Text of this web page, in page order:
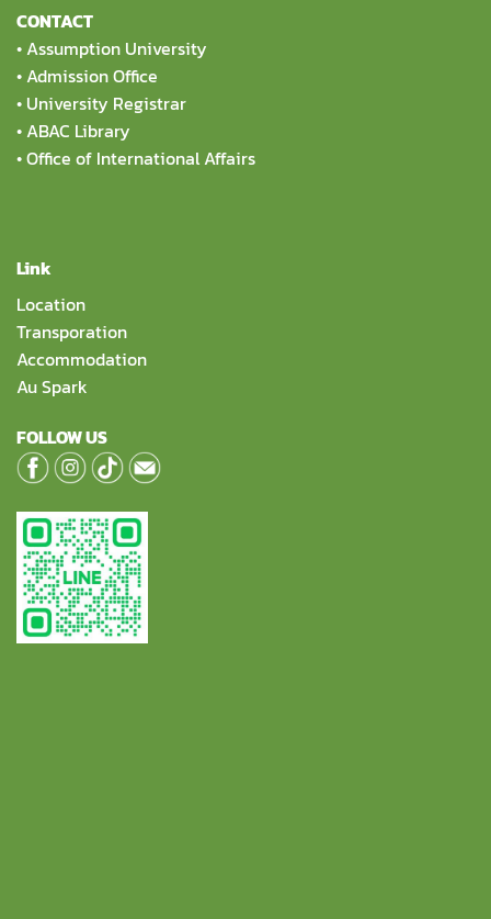
CONTACT
• Assumption University
• Admission Office
• University Registrar
• ABAC Library
•Office of International Affairs
Link
Location
Transporation
Accommodation
Au Spark
FOLLOW US